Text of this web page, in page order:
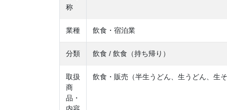
称
業種 飲食・宿泊業
分類 飲食 / 飲食（持ち帰り）
取扱
商
品・
飲食・販売（半生うどん、生うどん、生